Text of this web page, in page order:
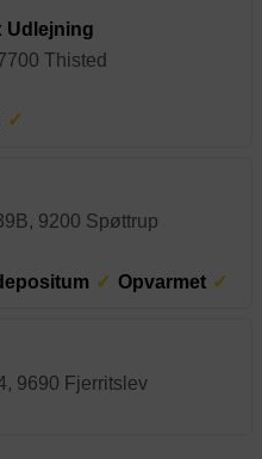
Udlejning
Thisted
9200 Spøttrup
Opvarmet
9690 Fjerritslev